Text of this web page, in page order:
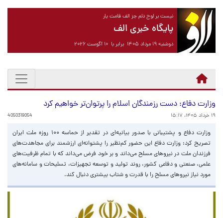
نیست بر لوح دلم جز الف قامت یار
پایگاه خبری الف
دوشنبه ۱۹ مرداد ۱۴۰۵ برابر با ۱۰ آگوست ۲۰۲۶
وزارت دفاع: دست رزمندگان اسلام را پرتوان‌تر خواهیم کرد
۱۹ خرداد ۱۴۰۵، ۱۵:۱۷ 4050319054
وزارت دفاع و پشتیبانی با صدور بیانیه‌ای در تقدیر از حماسه ۱۰۰ روزه ملت ایران
تصریح کرد: وزارت دفاع این حضور کم‌نظیر را پشتوانه‌ای ارزشمند برای مجاهدت‌های
فرزندان ملت در نیروهای مسلح می‌داند و بر خود فرض می‌داند که با تمام ظرفیت‌های
علمی، صنعتی و دفاعی کشور، روند تولید و توسعه تجهیزات، تسلیحات و سامانه‌های
مورد نیاز نیروهای مسلح را با قدرت و شتاب بیشتری دنبال کند.